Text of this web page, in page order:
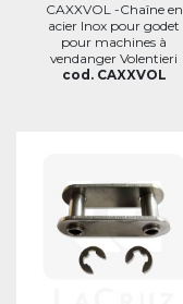
CAXXVOL -Chaîne en
acier Inox pour godet
pour machines à
vendanger Volentieri
cod. CAXXVOL